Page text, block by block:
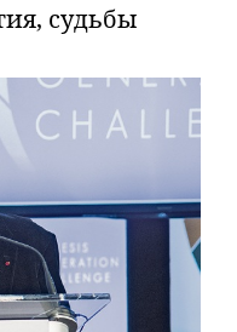
судьбы